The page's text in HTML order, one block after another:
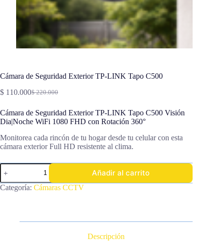
Cámara de Seguridad Exterior TP-LINK Tapo C500
$220.000
El
original
era:
$ 110.000El
actual
es:
Cámara de Seguridad Exterior TP-LINK Tapo C500 Visión
Dia|Noche WiFi 1080 FHD con Rotación 360°
Monitorea cada rincón de tu hogar desde tu celular con esta
cámara exterior Full HD resistente al clima.
Cámara
de
Seguridad
Exterior
Añadir al carrito
Categoría: Cámaras CCTV
Descripción